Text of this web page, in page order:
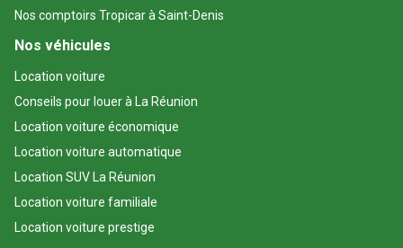
Nos comptoirs Tropicar à Saint-Denis
Nos véhicules
Location voiture
Conseils pour louer à La Réunion
Location voiture économique
Location voiture automatique
Location SUV La Réunion
Location voiture familiale
Location voiture prestige